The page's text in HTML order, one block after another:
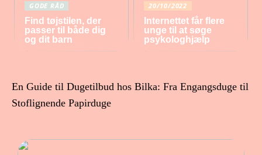
GODE RÅD
Find tøjstilen, der
passer til både dig
og dit barn
20/10/2022
Internettet får flere
unge til at søge
psykologhjælp
En Guide til Dugetilbud hos Bilka: Fra Engangsduge til
Stoflignende Papirduge